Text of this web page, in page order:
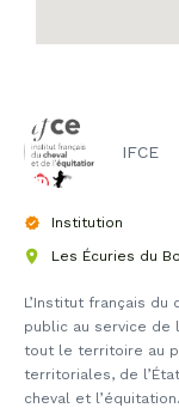
IFCE
Institution
Les Écuries du
L’Institut français
public au service de
tout le territoire au
territoriales, de
cheval et